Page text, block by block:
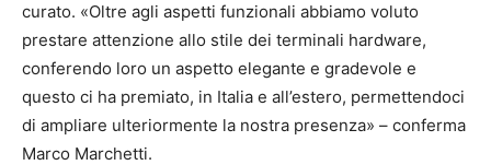
curato. «Oltre agli aspetti funzionali abbiamo voluto
prestare attenzione allo stile dei terminali hardware,
conferendo loro un aspetto elegante e gradevole e
questo ci ha premiato, in Italia e all’estero, permettendoci
di ampliare ulteriormente la nostra presenza» – conferma
Marco Marchetti.